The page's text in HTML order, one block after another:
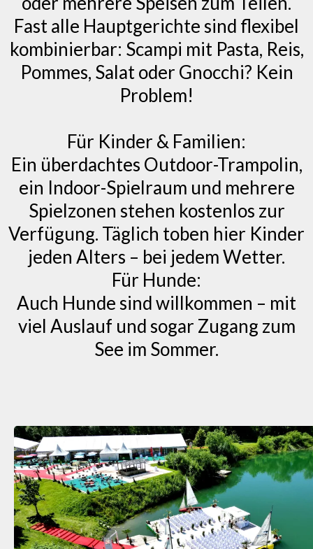
Fast alle Hauptgerichte sind flexibel
kombinierbar: Scampi mit Pasta, Reis,
Pommes, Salat oder Gnocchi? Kein
Problem!
Für Kinder & Familien:
Ein überdachtes Outdoor-Trampolin,
ein Indoor-Spielraum und mehrere
Spielzonen stehen kostenlos zur
Verfügung. Täglich toben hier Kinder
jeden Alters – bei jedem Wetter.
Für Hunde:
Auch Hunde sind willkommen – mit
viel Auslauf und sogar Zugang zum
See im Sommer.